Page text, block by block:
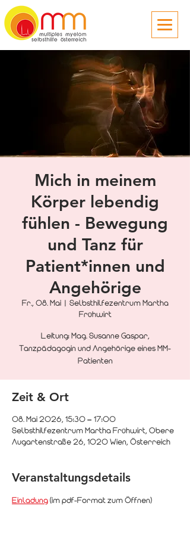
Mich in meinem
Körper lebendig
fühlen - Bewegung
und Tanz für
Patient*innen und
Angehörige
Fr., 08. Mai
  |
Selbsthilfezentrum Martha
Frühwirt
Leitung: Mag. Susanne Gaspar,
Tanzpädagogin und Angehörige eines MM-
Patienten
Zeit & Ort
08. Mai 2026, 15:30 – 17:00
Selbsthilfezentrum Martha Frühwirt, Obere
Augartenstraße 26, 1020 Wien, Österreich
Veranstaltungsdetails
Einladung (im pdf-Format zum Öffnen)